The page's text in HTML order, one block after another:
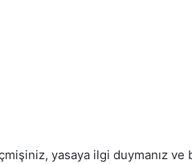
yasaya ilgi duymanız